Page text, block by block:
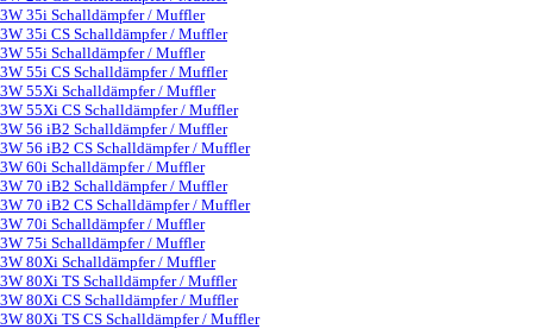
3W 35i Schalldämpfer / Muffler
3W 35i CS Schalldämpfer / Muffler
3W 55i Schalldämpfer / Muffler
3W 55i CS Schalldämpfer / Muffler
3W 55Xi Schalldämpfer / Muffler
3W 55Xi CS Schalldämpfer / Muffler
3W 56 iB2 Schalldämpfer / Muffler
3W 56 iB2 CS Schalldämpfer / Muffler
3W 60i Schalldämpfer / Muffler
3W 70 iB2 Schalldämpfer / Muffler
3W 70 iB2 CS Schalldämpfer / Muffler
3W 70i Schalldämpfer / Muffler
3W 75i Schalldämpfer / Muffler
3W 80Xi Schalldämpfer / Muffler
3W 80Xi TS Schalldämpfer / Muffler
3W 80Xi CS Schalldämpfer / Muffler
3W 80Xi TS CS Schalldämpfer / Muffler